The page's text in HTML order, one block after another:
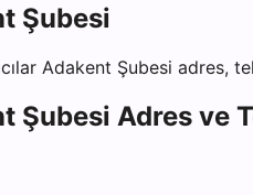
Şubesi
Adakent Şubesi adres,
Şubesi Adres ve